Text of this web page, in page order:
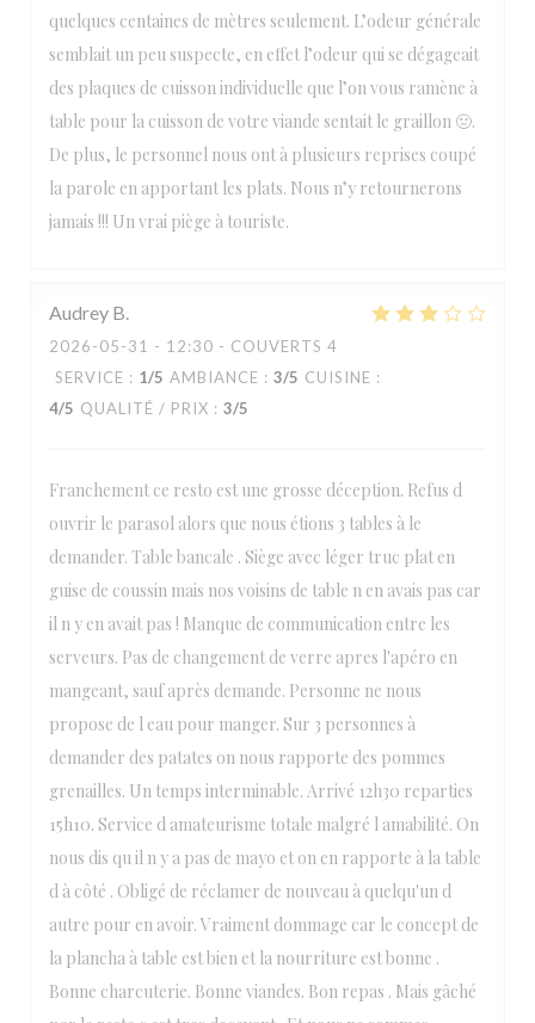
quelques centaines de mètres seulement. L’odeur générale
semblait un peu suspecte, en effet l’odeur qui se dégageait
des plaques de cuisson individuelle que l’on vous ramène à
table pour la cuisson de votre viande sentait le graillon 🤢.
De plus, le personnel nous ont à plusieurs reprises coupé
la parole en apportant les plats. Nous n’y retournerons
jamais !!! Un vrai piège à touriste.
Audrey B
2026-05-31 - 12:30 - COUVERTS 4
SERVICE : 1/5 AMBIANCE : 3/5 CUISINE :
4/5 QUALITÉ / PRIX : 3/5
Franchement ce resto est une grosse déception. Refus d
ouvrir le parasol alors que nous étions 3 tables à le
demander. Table bancale . Siège avec léger truc plat en
guise de coussin mais nos voisins de table n en avais pas car
il n y en avait pas ! Manque de communication entre les
serveurs. Pas de changement de verre apres l'apéro en
mangeant, sauf après demande. Personne ne nous
propose de l eau pour manger. Sur 3 personnes à
demander des patates on nous rapporte des pommes
grenailles. Un temps interminable. Arrivé 12h30 reparties
15h10. Service d amateurisme totale malgré l amabilité. On
nous dis qu il n y a pas de mayo et on en rapporte à la table
d à côté . Obligé de réclamer de nouveau à quelqu'un d
autre pour en avoir. Vraiment dommage car le concept de
la plancha à table est bien et la nourriture est bonne .
Bonne charcuterie. Bonne viandes. Bon repas . Mais gâché